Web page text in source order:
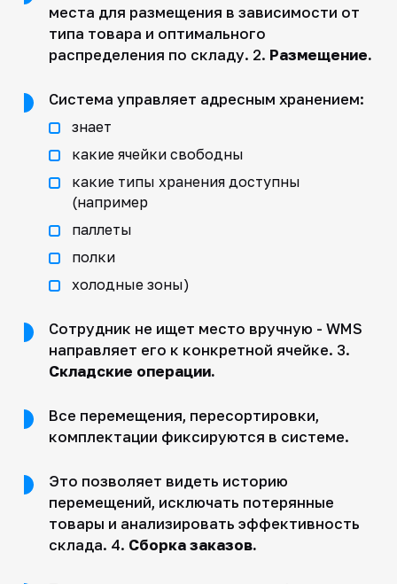
места для размещения в зависимости от
типа товара и оптимального
распределения по складу. 2. Размещение.
Система управляет адресным хранением:
знает
какие ячейки свободны
какие типы хранения доступны
(например
паллеты
полки
холодные зоны)
Сотрудник не ищет место вручную - WMS
направляет его к конкретной ячейке. 3.
Складские операции.
Все перемещения, пересортировки,
комплектации фиксируются в системе.
Это позволяет видеть историю
перемещений, исключать потерянные
товары и анализировать эффективность
склада. 4. Сборка заказов.